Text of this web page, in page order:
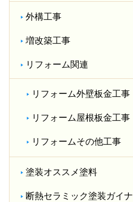
外構工事
増改築工事
リフォーム関連
リフォーム外壁板金工事
リフォーム屋根板金工事
リフォームその他工事
塗装オススメ塗料
断熱セラミック塗装ガイナ